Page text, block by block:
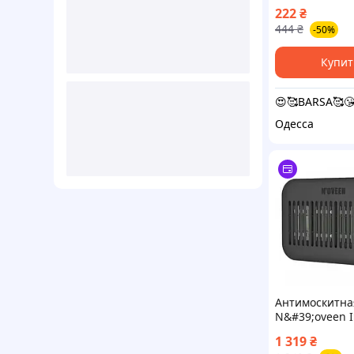
222₴
444 ₴ -50%
😍🥰BARSA🥰😘
Одесса
N&#39;oveen
1 319₴